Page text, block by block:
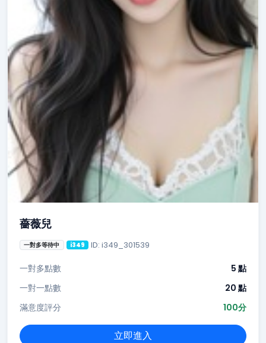
薔薇兒
一對多等待中 i349 ID: i349_301539
一對多點數
5 點
一對一點數
20 點
滿意度評分
100分
立即進入